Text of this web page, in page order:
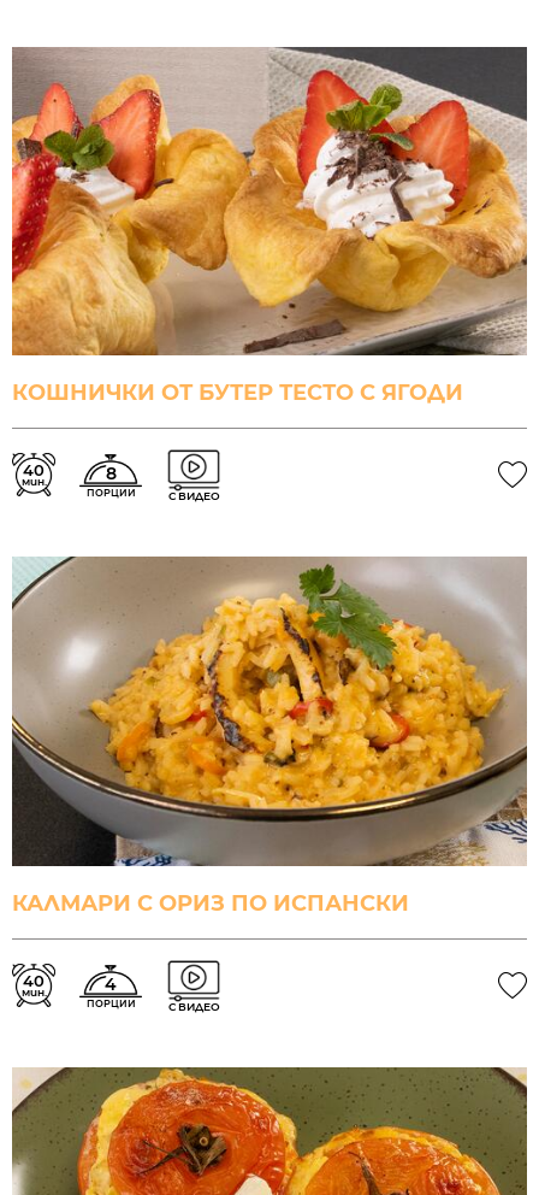
КОШНИЧКИ ОТ БУТЕР ТЕСТО С ЯГОДИ
40
мин. 8
ПОРЦИИ С ВИДЕО
КАЛМАРИ С ОРИЗ ПО ИСПАНСКИ
40
мин. 4
ПОРЦИИ С ВИДЕО